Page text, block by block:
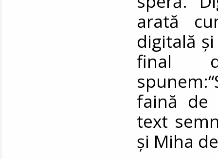
arată
digitală
final
faină de
text
și Miha